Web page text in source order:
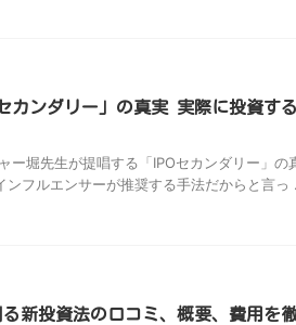
カンダリー」の真実 実際に投資す
ー堀先生が提唱する「IPOセカンダリー」
ンフルエンサーが推奨する手法だからと言っ
新投資法の口コミ、概要、費用を